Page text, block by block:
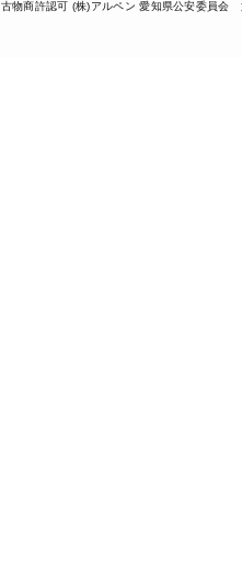
古物商許認可 (株)アルペン 愛知県公安委員